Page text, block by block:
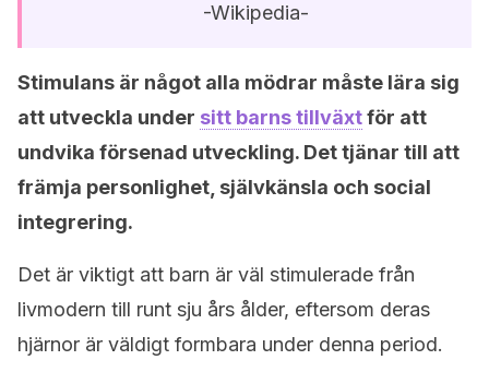
-Wikipedia-
Stimulans är något alla mödrar måste lära sig
att utveckla under sitt barns tillväxtför att
undvika försenad utveckling. Det tjänar till att
främja personlighet, självkänsla och social
integrering.
Det är viktigt att barn är väl stimulerade från
livmodern till runt sju års ålder, eftersom deras
hjärnor är väldigt formbara under denna period.